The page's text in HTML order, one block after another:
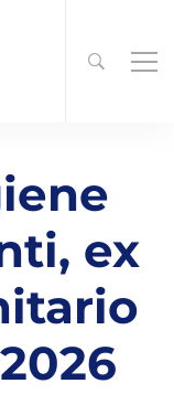
ex